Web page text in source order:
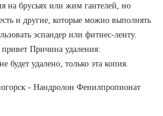
на брусьях или жим гантелей, но
и другие, которые можно выполнять
эспандер или фитнес-ленту.
Причина удаления:
удалено, только эта копия.
- Нандролон Фенилпропионат